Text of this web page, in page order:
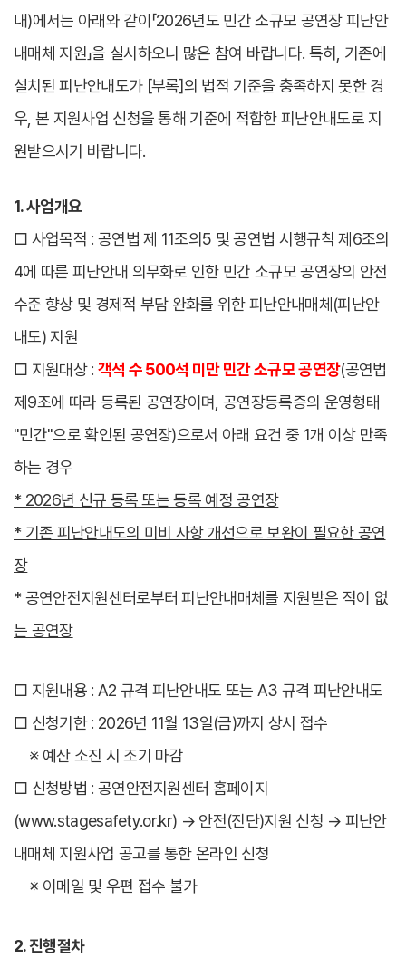
내)에서는 아래와 같이「2026년도 민간 소규모 공연장 피난안
내매체 지원」을 실시하오니 많은 참여 바랍니다. 특히, 기존에
설치된 피난안내도가 [부록]의 법적 기준을 충족하지 못한 경
우, 본 지원사업 신청을 통해 기준에 적합한 피난안내도로 지
원받으시기 바랍니다.
1. 사업개요
□ 사업목적 : 공연법 제 11조의5 및 공연법 시행규칙 제6조의
4에 따른 피난안내 의무화로 인한 민간 소규모 공연장의 안전
수준 향상 및 경제적 부담 완화를 위한 피난안내매체(피난안
내도) 지원
□ 지원대상 : 객석 수 500석 미만 민간 소규모 공연장(공연법
제9조에 따라 등록된 공연장이며, 공연장등록증의 운영형태
"민간"으로 확인된 공연장)으로서 아래 요건 중 1개 이상 만족
하는 경우
* 2026년 신규 등록 또는 등록 예정 공연장
* 기존 피난안내도의 미비 사항 개선으로 보완이 필요한 공연
장
* 공연안전지원센터로부터 피난안내매체를 지원받은 적이 없
는 공연장
□ 지원내용 : A2 규격 피난안내도 또는 A3 규격 피난안내도
□ 신청기한 : 2026년 11월 13일(금)까지 상시 접수
※ 예산 소진 시 조기 마감
□ 신청방법 : 공연안전지원센터 홈페이지
(www.stagesafety.or.kr) → 안전(진단)지원 신청 → 피난안
내매체 지원사업 공고를 통한 온라인 신청
※ 이메일 및 우편 접수 불가
2. 진행절차